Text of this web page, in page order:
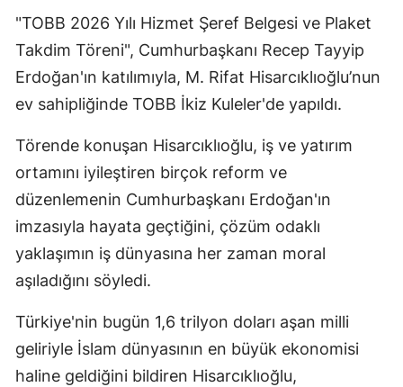
"TOBB 2026 Yılı Hizmet Şeref Belgesi ve Plaket
Takdim Töreni", Cumhurbaşkanı Recep Tayyip
Erdoğan'ın katılımıyla, M. Rifat Hisarcıklıoğlu’nun
ev sahipliğinde TOBB İkiz Kuleler'de yapıldı.
Törende konuşan Hisarcıklıoğlu, iş ve yatırım
ortamını iyileştiren birçok reform ve
düzenlemenin Cumhurbaşkanı Erdoğan'ın
imzasıyla hayata geçtiğini, çözüm odaklı
yaklaşımın iş dünyasına her zaman moral
aşıladığını söyledi.
Türkiye'nin bugün 1,6 trilyon doları aşan milli
geliriyle İslam dünyasının en büyük ekonomisi
haline geldiğini bildiren Hisarcıklıoğlu,